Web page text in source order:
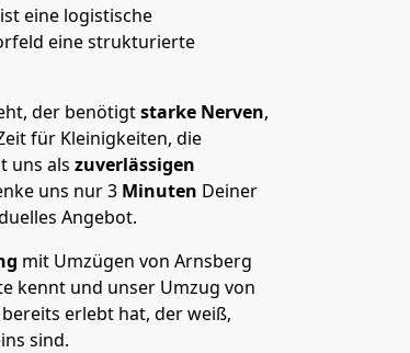
ist eine logistische
eine strukturierte
der benötigtstarke Nerven,
für Kleinigkeiten, die
uns als zuverlässigen
uns nur3 Minuten Deiner
Angebot.
mit Umzügen von Arnsberg
kennt und unser Umzug von
erlebt hat, der weiß,
sind.